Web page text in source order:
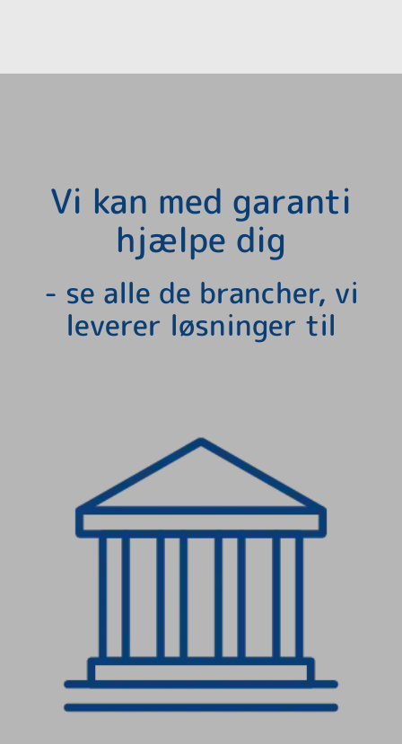
Vi kan med garanti
hjælpe dig
- se alle de brancher, vi
leverer løsninger til